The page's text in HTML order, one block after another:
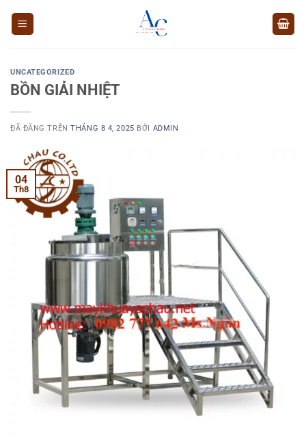
UNCATEGORIZED
BỒN GIẢI NHIỆT
ĐÃ ĐĂNG TRÊNTHÁNG 8 4, 2025 BỞI ADMIN
04
Th8